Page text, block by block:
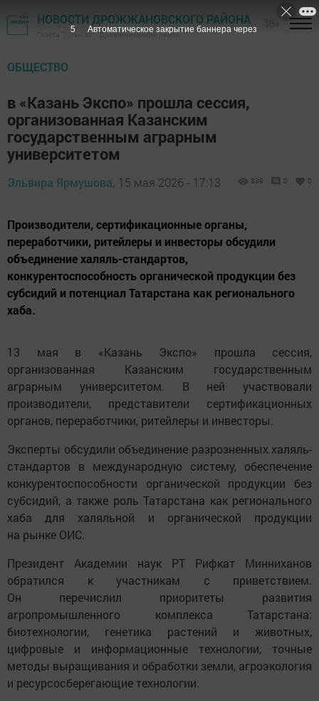
НОВОСТИ ДРОЖЖАНОВСКОГО РАЙОНА
Газета "Туган як" - Дрожжановский район
ОБЩЕСТВО
в «Казань Экспо» прошла сессия,
организованная Казанским
государственным аграрным
университетом
Эльвира Ярмушова, 15 мая 2026 - 17:13 339 0 0
Производители, сертификационные органы,
переработчики, ритейлеры и инвесторы обсудили
объединение халяль-стандартов,
конкурентоспособность органической продукции без
субсидий и потенциал Татарстана как регионального
хаба.
13 мая в «Казань Экспо» прошла сессия,
организованная Казанским государственным
аграрным университетом. В ней участвовали
производители, представители сертификационных
органов, переработчики, ритейлеры и инвесторы.
Эксперты обсудили объединение разрозненных халяль-
стандартов в международную систему, обеспечение
конкурентоспособности органической продукции без
субсидий, а также роль Татарстана как регионального
хаба для халяльной и органической продукции
на рынке ОИС.
Президент Академии наук РТ Рифкат Минниханов
обратился к участникам с приветствием.
Он перечислил приоритеты развития
агропромышленного комплекса Татарстана:
биотехнологии, генетика растений и животных,
цифровые и информационные технологии, точные
методы выращивания и обработки земли, агроэкология
и ресурсосберегающие технологии.
4 Автоматическое закрытие баннера через